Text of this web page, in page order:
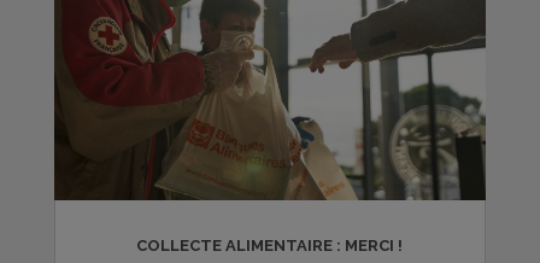
COLLECTE ALIMENTAIRE : MERCI !